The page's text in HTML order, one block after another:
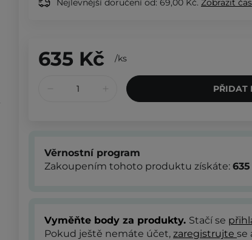
Nejlevnější doručení od: 69,00 Kč. Zobrazit
635 Kč /ks
PŘIDAT
Věrnostní program
Zakoupením tohoto produktu získáte: 635
Vyměňte body za produkty. Stačí se
Pokud ještě nemáte účet, zaregistrujte se